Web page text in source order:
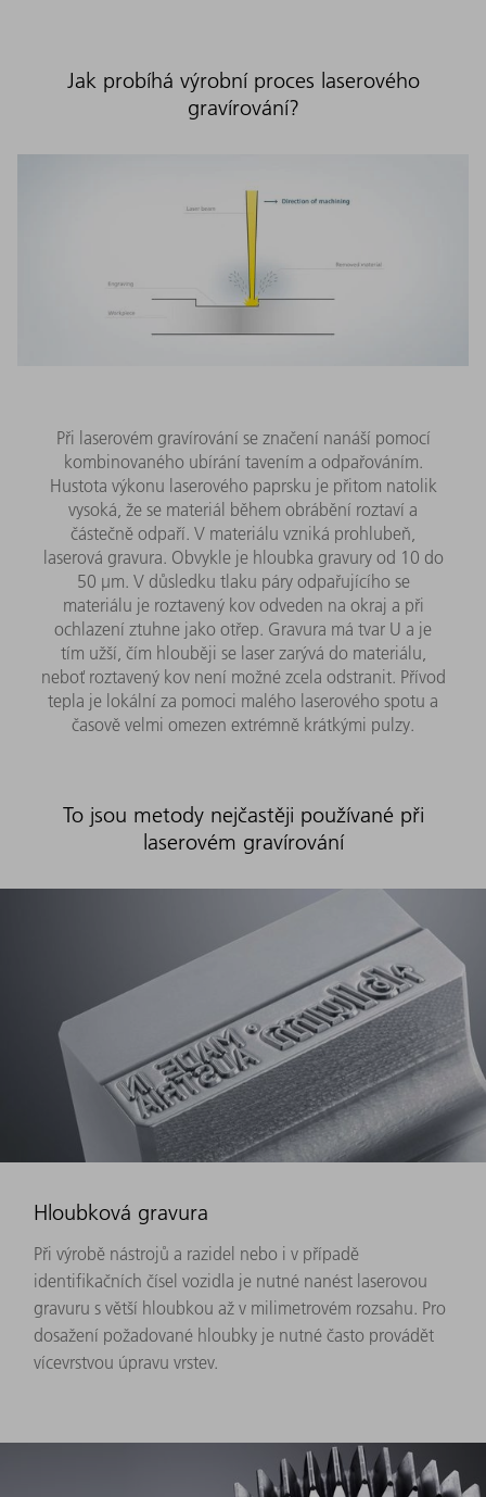
Jak probíhá výrobní proces laserového
gravírování?
Při laserovém gravírování se značení nanáší pomocí
kombinovaného ubírání tavením a odpařováním.
Hustota výkonu laserového paprsku je přitom natolik
vysoká, že se materiál během obrábění roztaví a
částečně odpaří. V materiálu vzniká prohlubeň,
laserová gravura. Obvykle je hloubka gravury od 10 do
50 μm. V důsledku tlaku páry odpařujícího se
materiálu je roztavený kov odveden na okraj a při
ochlazení ztuhne jako otřep. Gravura má tvar U a je
tím užší, čím hlouběji se laser zarývá do materiálu,
neboť roztavený kov není možné zcela odstranit. Přívod
tepla je lokální za pomoci malého laserového spotu a
časově velmi omezen extrémně krátkými pulzy.
To jsou metody nejčastěji používané při
laserovém gravírování
Hloubková gravura
Při výrobě nástrojů a razidel nebo i v případě
identifikačních čísel vozidla je nutné nanést laserovou
gravuru s větší hloubkou až v milimetrovém rozsahu. Pro
dosažení požadované hloubky je nutné často provádět
vícevrstvou úpravu vrstev.